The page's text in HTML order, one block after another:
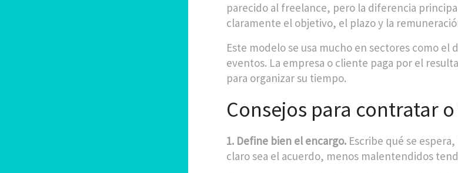
parecido al freelance, pero la diferencia
claramente el objetivo, el plazo y la
Este modelo se usa mucho en sectores como
eventos. La empresa o cliente paga por el
para organizar su tiempo.
Consejos para contratar
1. Define bien el encargo. Escribe qué se
claro sea el acuerdo, menos malentendidos